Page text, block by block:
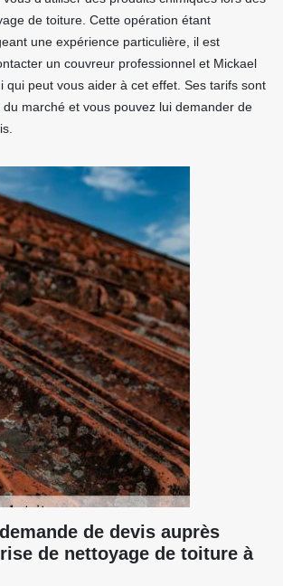
de toiture. Cette opération étant
une expérience particulière, il est
un couvreur professionnel et Mickael
qui peut vous aider à cet effet. Ses tarifs sont
du marché et vous pouvez lui demander de
de devis auprès
de nettoyage de toiture à